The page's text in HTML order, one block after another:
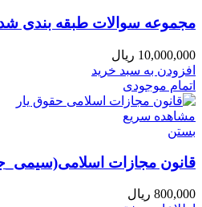
مجموعه سوالات طبقه بندی
10,000,000 ریال
افزودن به سبد خرید
اتمام موجودی
مشاهده سریع
بستن
قانون مجازات
800,000 ریال